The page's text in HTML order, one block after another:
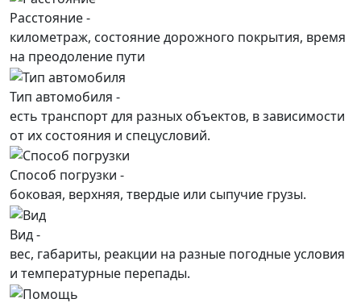
Расстояние -
километраж, состояние дорожного покрытия, время
на преодоление пути
Тип автомобиля -
есть транспорт для разных объектов, в зависимости
от их состояния и спецусловий.
Способ погрузки -
боковая, верхняя, твердые или сыпучие грузы.
Вид -
вес, габариты, реакции на разные погодные условия
и температурные перепады.